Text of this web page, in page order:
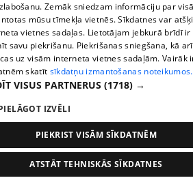
pirms 1 nedēļas, 2 dienām
Zemāk sniedzam informāciju par
mūsu tīmekļa vietnēs. Sīkdatnes var
vietnes sadaļas. Lietotājam jebkurā brīdī
savu piekrišanu. Piekrišanas sniegšana, kā
uz visām interneta vietnes sadaļām.
skatīt sīkdatņu izmantošanas noteikumos.
VISUS PARTNERUS (1718) →
IZVĒLI
PIEKRIST VISĀM SĪKDATNĒM
ATSTĀT TEHNISKĀS SĪKDATNES